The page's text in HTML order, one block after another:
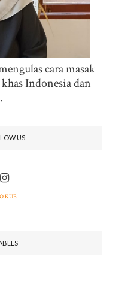
cara masak
Indonesia dan
US
KUE